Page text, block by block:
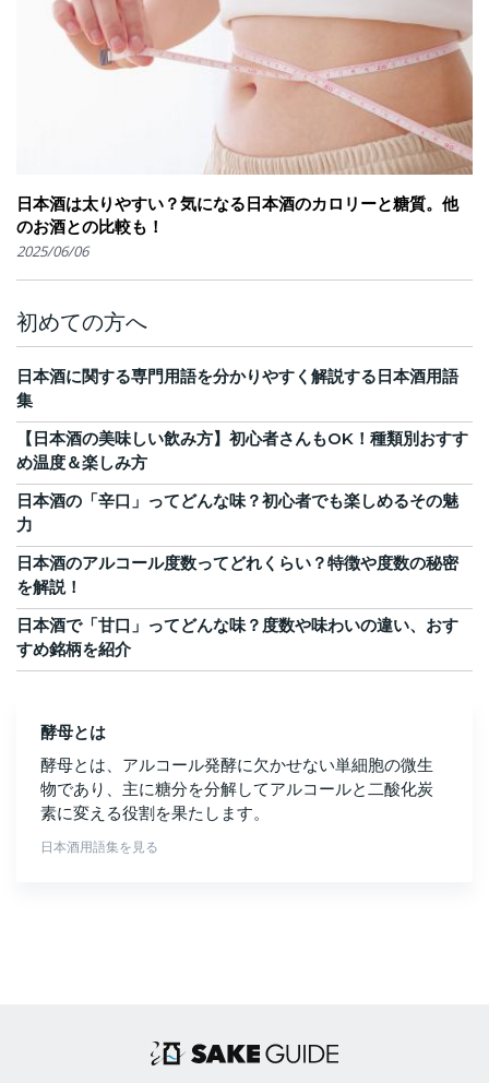
日本酒は太りやすい？気になる日本酒のカロリーと糖質。他
のお酒との比較も！
2025/06/06
初めての方へ
日本酒に関する専門用語を分かりやすく解説する日本酒用語
集
【日本酒の美味しい飲み方】初心者さんもOK！種類別おすす
め温度＆楽しみ方
日本酒の「辛口」ってどんな味？初心者でも楽しめるその魅
力
日本酒のアルコール度数ってどれくらい？特徴や度数の秘密
を解説！
日本酒で「甘口」ってどんな味？度数や味わいの違い、おす
すめ銘柄を紹介
酵母とは
酵母とは、アルコール発酵に欠かせない単細胞の微生
物であり、主に糖分を分解してアルコールと二酸化炭
素に変える役割を果たします。
日本酒用語集を見る